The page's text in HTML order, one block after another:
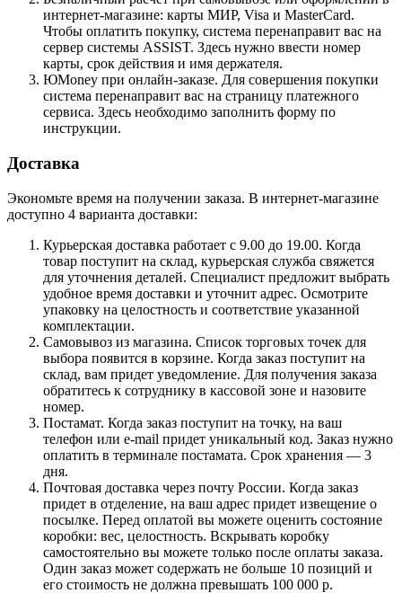
интернет-магазине: карты МИР, Visa и MasterCard.
Чтобы оплатить покупку, система перенаправит вас на
сервер системы ASSIST. Здесь нужно ввести номер
карты, срок действия и имя держателя.
ЮMoney при онлайн-заказе. Для совершения покупки
система перенаправит вас на страницу платежного
сервиса. Здесь необходимо заполнить форму по
инструкции.
Доставка
Экономьте время на получении заказа. В интернет-магазине
доступно 4 варианта доставки:
Курьерская доставка работает с 9.00 до 19.00. Когда
товар поступит на склад, курьерская служба свяжется
для уточнения деталей. Специалист предложит выбрать
удобное время доставки и уточнит адрес. Осмотрите
упаковку на целостность и соответствие указанной
комплектации.
Самовывоз из магазина. Список торговых точек для
выбора появится в корзине. Когда заказ поступит на
склад, вам придет уведомление. Для получения заказа
обратитесь к сотруднику в кассовой зоне и назовите
номер.
Постамат. Когда заказ поступит на точку, на ваш
телефон или e-mail придет уникальный код. Заказ нужно
оплатить в терминале постамата. Срок хранения — 3
дня.
Почтовая доставка через почту России. Когда заказ
придет в отделение, на ваш адрес придет извещение о
посылке. Перед оплатой вы можете оценить состояние
коробки: вес, целостность. Вскрывать коробку
самостоятельно вы можете только после оплаты заказа.
Один заказ может содержать не больше 10 позиций и
его стоимость не должна превышать 100 000 р.